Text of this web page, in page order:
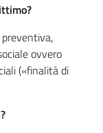
ovvero
(«finalità di